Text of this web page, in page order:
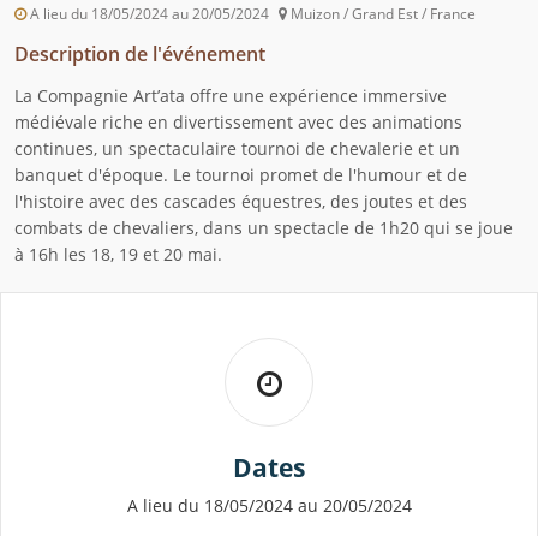
A lieu du 18/05/2024 au 20/05/2024 Muizon / Grand Est / France
Description de l'événement
La Compagnie Art’ata offre une expérience immersive
médiévale riche en divertissement avec des animations
continues, un spectaculaire tournoi de chevalerie et un
banquet d'époque. Le tournoi promet de l'humour et de
l'histoire avec des cascades équestres, des joutes et des
combats de chevaliers, dans un spectacle de 1h20 qui se joue
à 16h les 18, 19 et 20 mai.
Dates
A lieu du 18/05/2024 au 20/05/2024